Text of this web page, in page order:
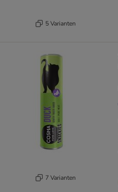
5 Varianten
7 Varianten